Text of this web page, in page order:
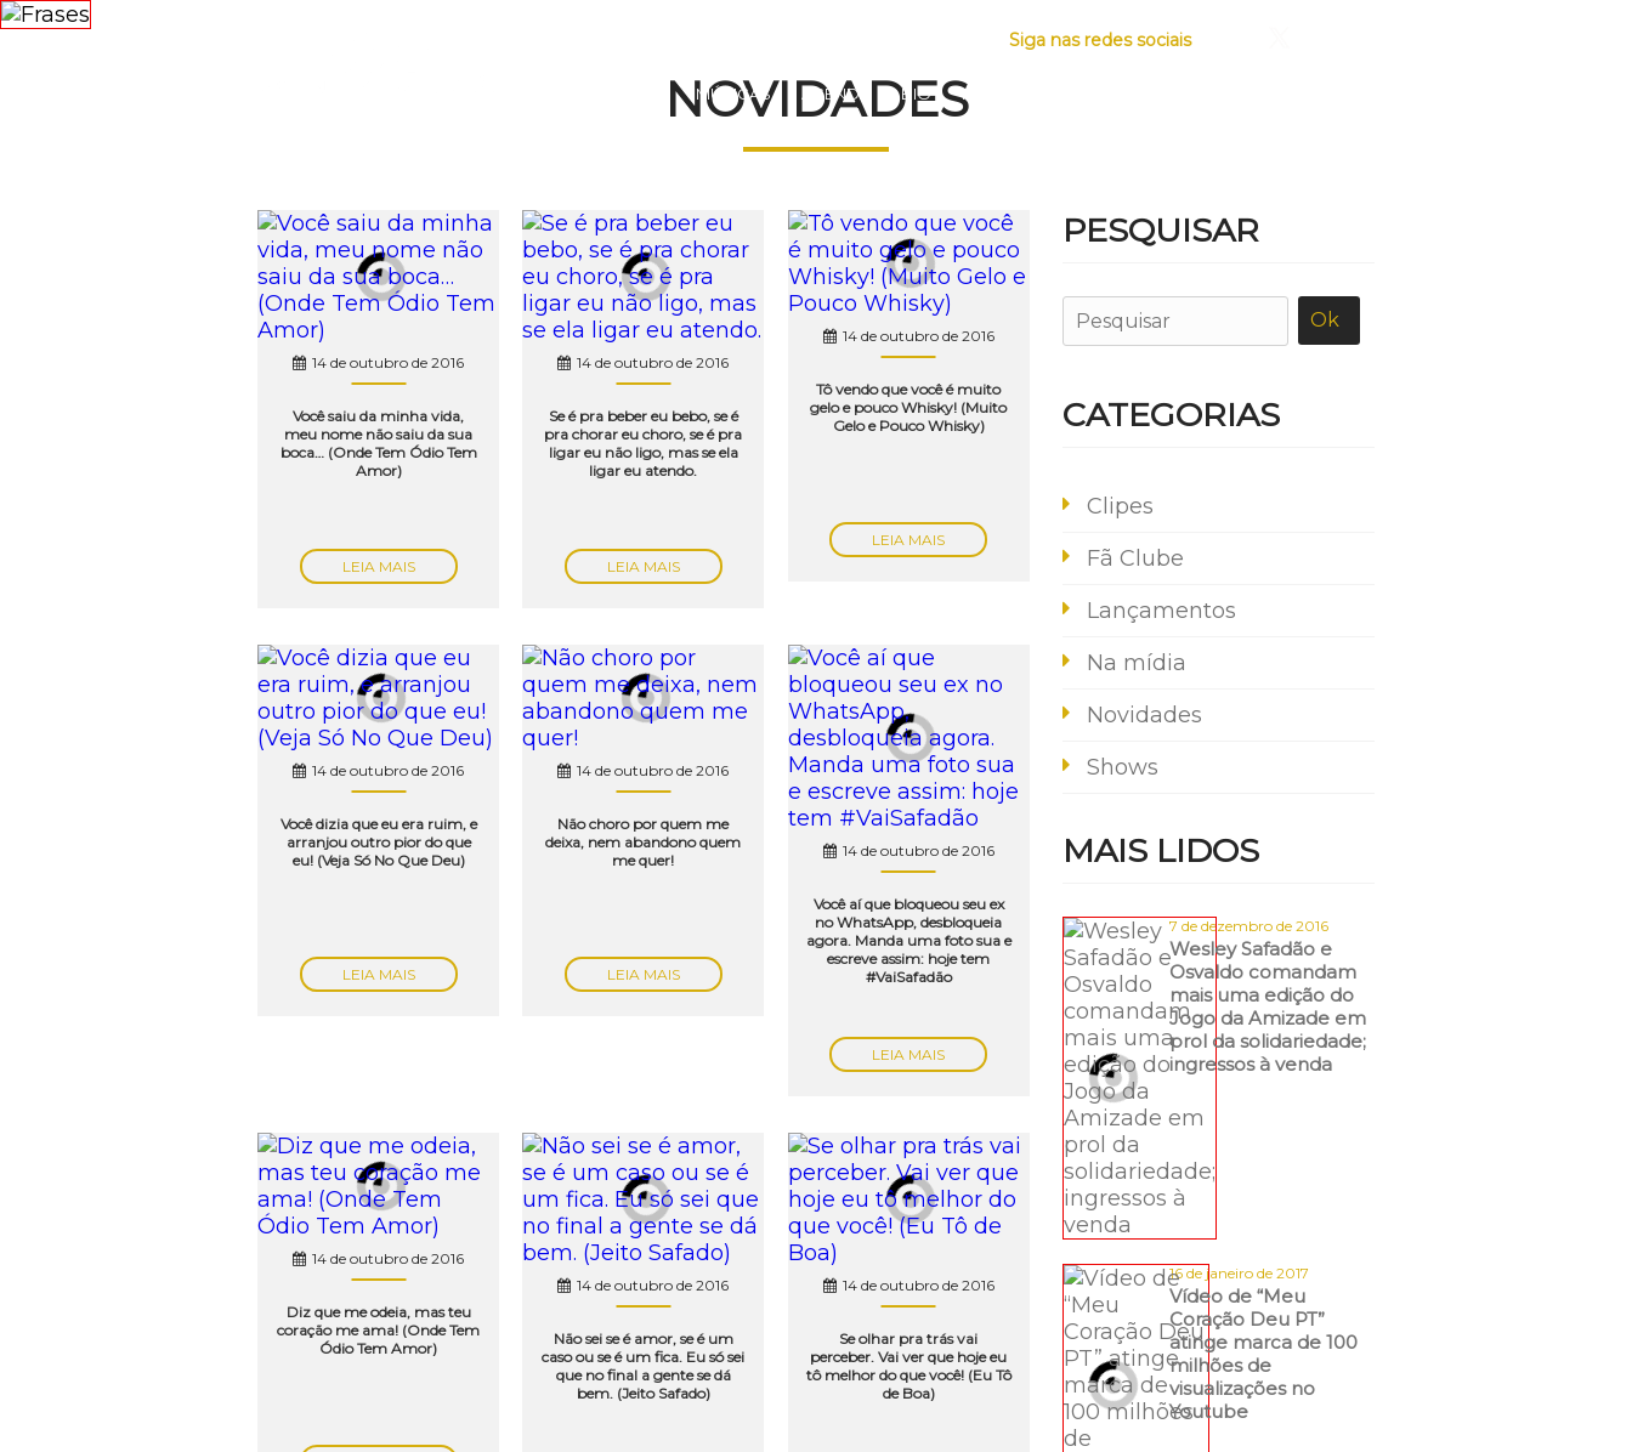
Siga nas redes sociais
MÚSICAS AGENDA BIO NOTÍCIAS
NOVIDADES
14 de outubro de 2016
Você saiu da minha vida,
meu nome não saiu da sua
boca… (Onde Tem Ódio Tem
Amor)
LEIA MAIS
14 de outubro de 2016
Se é pra beber eu bebo, se é
pra chorar eu choro, se é pra
ligar eu não ligo, mas se ela
ligar eu atendo.
LEIA MAIS
14 de outubro de 2016
Tô vendo que você é muito
gelo e pouco Whisky! (Muito
Gelo e Pouco Whisky)
LEIA MAIS
14 de outubro de 2016
Você dizia que eu era ruim, e
arranjou outro pior do que
eu! (Veja Só No Que Deu)
LEIA MAIS
14 de outubro de 2016
Não choro por quem me
deixa, nem abandono quem
me quer!
LEIA MAIS
14 de outubro de 2016
Você aí que bloqueou seu ex
no WhatsApp, desbloqueia
agora. Manda uma foto sua e
escreve assim: hoje tem
#VaiSafadão
LEIA MAIS
14 de outubro de 2016
Diz que me odeia, mas teu
coração me ama! (Onde Tem
Ódio Tem Amor)
14 de outubro de 2016
Não sei se é amor, se é um
caso ou se é um fica. Eu só sei
que no final a gente se dá
bem. (Jeito Safado)
14 de outubro de 2016
Se olhar pra trás vai
perceber. Vai ver que hoje eu
tô melhor do que você! (Eu Tô
de Boa)
PESQUISAR
CATEGORIAS
Clipes
Fã Clube
Lançamentos
Na mídia
Novidades
Shows
MAIS LIDOS
7 de dezembro de 2016
Wesley Safadão e
Osvaldo comandam
mais uma edição do
Jogo da Amizade em
prol da solidariedade;
ingressos à venda
16 de janeiro de 2017
Vídeo de “Meu
Coração Deu PT”
atinge marca de 100
milhões de
visualizações no
Youtube